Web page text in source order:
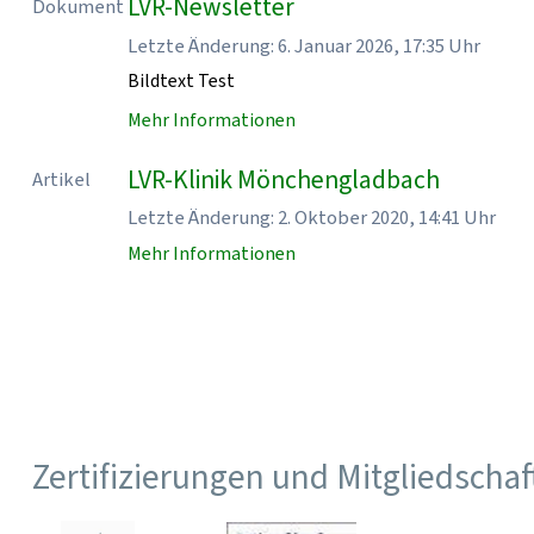
Dokument LVR-Newsletter
Letzte Änderung: 6. Januar 2026, 17:35 Uhr
Bildtext Test
Mehr Informationen
Artikel LVR-Klinik Mönchengladbach
Letzte Änderung: 2. Oktober 2020, 14:41 Uhr
Mehr Informationen
Zertifizierungen und